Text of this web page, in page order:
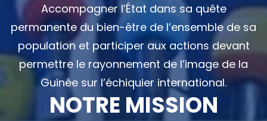
Accompagner l’État dans sa quête
permanente du bien-être de l’ensemble de sa
population et participer aux actions devant
permettre le rayonnement de l’image de la
Guinée sur l’échiquier international.
NOTRE MISSION